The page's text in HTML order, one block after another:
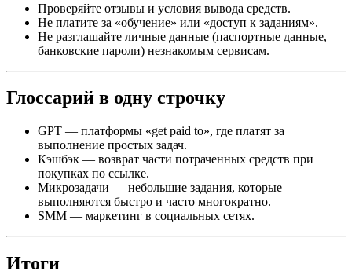
Проверяйте отзывы и условия вывода средств.
Не платите за «обучение» или «доступ к заданиям».
Не разглашайте личные данные (паспортные данные,
банковские пароли) незнакомым сервисам.
Глоссарий в одну строчку
GPT — платформы «get paid to», где платят за
выполнение простых задач.
Кэшбэк — возврат части потраченных средств при
покупках по ссылке.
Микрозадачи — небольшие задания, которые
выполняются быстро и часто многократно.
SMM — маркетинг в социальных сетях.
Итоги